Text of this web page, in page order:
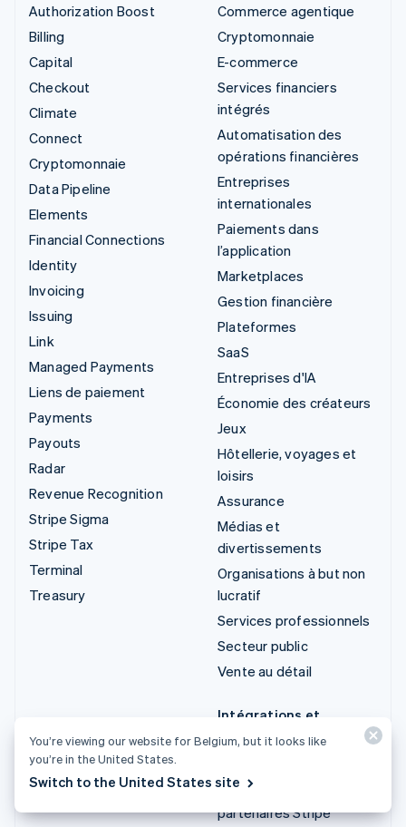
Authorization Boost
Billing
Capital
Checkout
Climate
Connect
Cryptomonnaie
Data Pipeline
Elements
Financial Connections
Identity
Invoicing
Issuing
Link
Managed Payments
Liens de paiement
Payments
Payouts
Radar
Revenue Recognition
Stripe Sigma
Stripe Tax
Terminal
Treasury
Commerce agentique
Cryptomonnaie
E-commerce
Services financiers
intégrés
Automatisation des
opérations financières
Entreprises
internationales
Paiements dans
l’application
Marketplaces
Gestion financière
Plateformes
SaaS
Entreprises d'IA
Économie des créateurs
Jeux
Hôtellerie, voyages et
loisirs
Assurance
Médias et
divertissements
Organisations à but non
lucratif
Services professionnels
Secteur public
Vente au détail
Intégrations et
solutions sur mesure
Écosystème de
partenaires Stripe
You’re viewing our website for Belgium, but it looks like
you’re in the United States.
Switch to the United States site